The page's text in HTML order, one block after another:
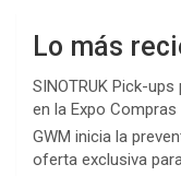
Lo más
SINOTRUK Pick-
en la Expo
GWM inicia la
oferta exclusiva